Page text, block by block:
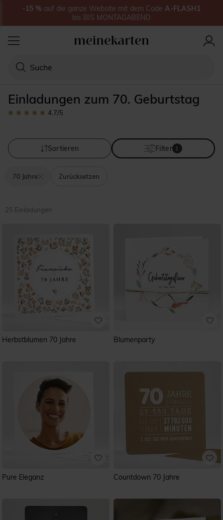
Einladungen zum 70. Geburtstag
4.7/5
Sortieren Filter 1
70 Jahre Zurücksetzen
25 Einladungen
Herbstblumen 70 Jahre Blumenparty
Pure Eleganz Countdown 70 Jahre
-15 % auf die ganze Website mit dem Code A-FLASH1
bis BIS MONTAGABEND